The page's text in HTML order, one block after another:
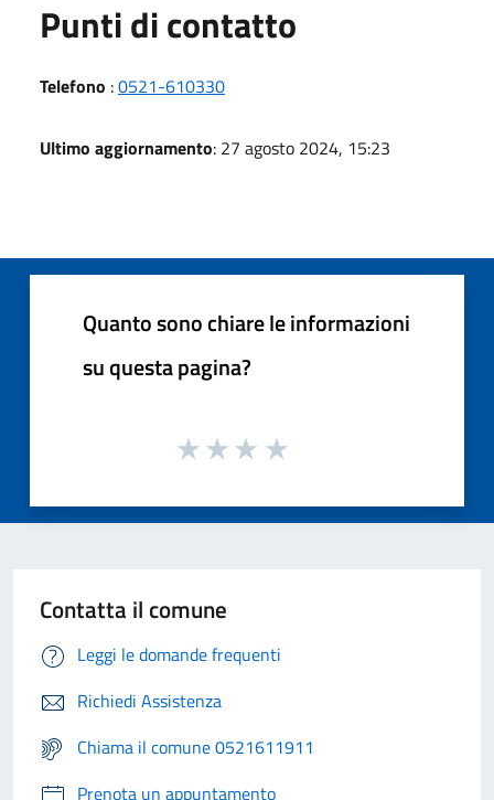
Punti di contatto
Telefono :0521-610330
Ultimo aggiornamento: 27 agosto 2024, 15:23
Quanto sono chiare le informazioni
su questa pagina?
Contatta il comune
Leggi le domande frequenti
Richiedi Assistenza
Chiama il comune 0521611911
Prenota un appuntamento